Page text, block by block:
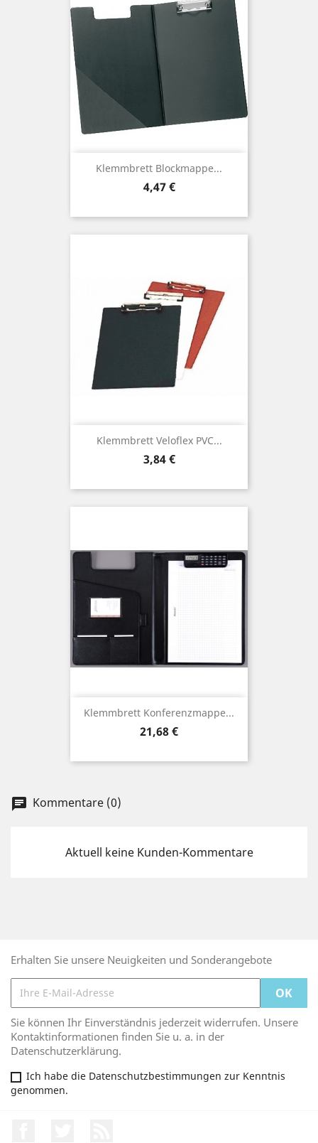
Klemmbrett Blockmappe...
Preis
4,47 €
Klemmbrett Veloflex PVC...
Preis
3,84 €
Klemmbrett Konferenzmappe...
Preis
21,68 €
chat Kommentare (0)
Aktuell keine Kunden-Kommentare
Erhalten Sie unsere Neuigkeiten und Sonderangebote
Sie können Ihr Einverständnis jederzeit widerrufen. Unsere
Kontaktinformationen finden Sie u. a. in der
Datenschutzerklärung.
Ich habe die Datenschutzbestimmungen zur Kenntnis
genommen.